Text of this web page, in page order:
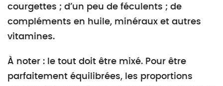
courgettes ; d’un peu de féculents ; de
compléments en huile, minéraux et autres
vitamines.
À noter : le tout doit être mixé. Pour être
parfaitement équilibrées, les proportions